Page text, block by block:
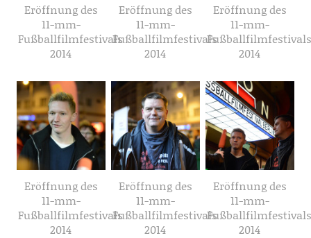
Eröffnung des
11-mm-
Fußballfilmfestivals
2014
Eröffnung des
11-mm-
Fußballfilmfestivals
2014
Eröffnung des
11-mm-
2014
Eröffnung des
11-mm-
Fußballfilmfestivals
2014
Eröffnung des
11-mm-
Fußballfilmfestivals
2014
Eröffnung des
11-mm-
2014